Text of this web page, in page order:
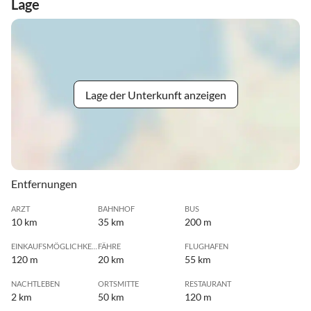
Lage
Lage der Unterkunft anzeigen
Entfernungen
ARZT
10 km
BAHNHOF
35 km
BUS
200 m
120 m
FÄHRE
20 km
FLUGHAFEN
55 km
NACHTLEBEN
2 km
ORTSMITTE
50 km
RESTAURANT
120 m